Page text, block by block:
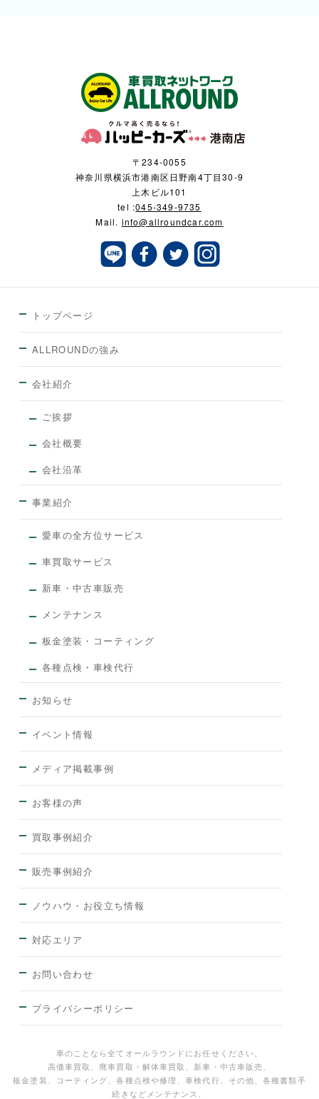
〒234-0055
神奈川県横浜市港南区日野南4丁目30-9
上木ビル101
tel :045-349-9735
Mail. info@allroundcar.com
トップページ
ALLROUNDの強み
会社紹介
ご挨拶
会社概要
会社沿革
事業紹介
愛車の全方位サービス
車買取サービス
新車・中古車販売
メンテナンス
板金塗装・コーティング
各種点検・車検代行
お知らせ
イベント情報
メディア掲載事例
お客様の声
買取事例紹介
販売事例紹介
ノウハウ・お役立ち情報
対応エリア
お問い合わせ
プライバシーポリシー
車のことなら全てオールラウンドにお任せください。
高価車買取、廃車買取・解体車買取、新車・中古車販売、
板金塗装、コーティング、各種点検や修理、車検代行、その他、各種書類手
続きなどメンテナンス、